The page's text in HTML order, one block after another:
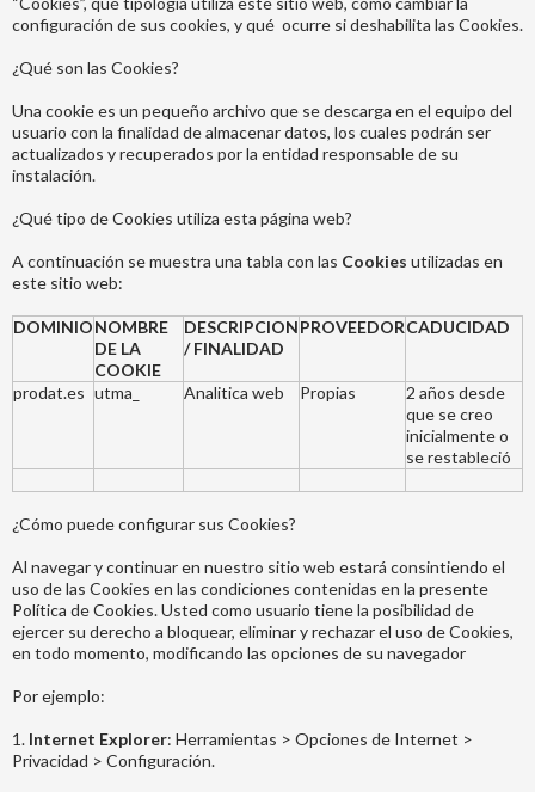
configuración de sus cookies, y qué ocurre si deshabilita las Cookies.
¿Qué son las Cookies?
Una cookie es un pequeño archivo que se descarga en el equipo del
usuario con la finalidad de almacenar datos, los cuales podrán ser
actualizados y recuperados por la entidad responsable de su
instalación.
¿Qué tipo de Cookies utiliza esta página web?
A continuación se muestra una tabla con las Cookies utilizadas en
este sitio web:
DOMINIONOMBRE
DE LA
COOKIE
DESCRIPCION
/ FINALIDAD
PROVEEDORCADUCIDAD
prodat.es utma_ Analitica web Propias
2 años desde
que se creo
inicialmente o
se restableció
¿Cómo puede configurar sus Cookies?
Al navegar y continuar en nuestro sitio web estará consintiendo el
uso de las Cookies en las condiciones contenidas en la presente
Política de Cookies. Usted como usuario tiene la posibilidad de
ejercer su derecho a bloquear, eliminar y rechazar el uso de Cookies,
en todo momento, modificando las opciones de su navegador
Por ejemplo:
1. Internet Explorer: Herramientas > Opciones de Internet >
Privacidad > Configuración.